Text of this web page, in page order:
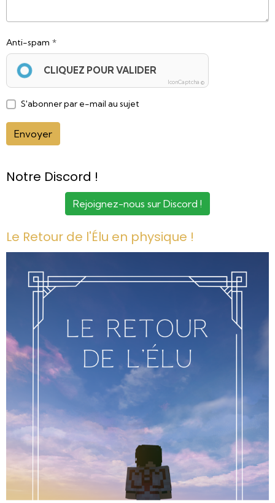
Anti-spam
CLIQUEZ POUR VALIDER
IconCaptcha ©
S'abonner par e-mail au sujet
Envoyer
Notre Discord !
Rejoignez-nous sur Discord !
Le Retour de l'Élu en physique !